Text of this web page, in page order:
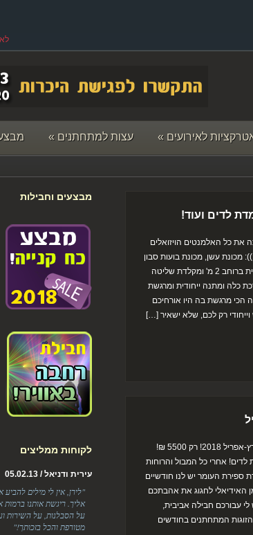
לאירועים » עצות למתחתנים »
לדים ועוד!
את כל האלמנטים הויזואלים
מכונת עשן, מכונת בועות סבון
לריקוד הסלואו, עמדת לדים צבעונית ברוחב 2 מ' ומקלדת שליטה
כלה ומתנה ייחודית ומרגשת
הכי מרגשת בה היו אורחיכם
רק לכם, שלא ישאיר […]
מבצע אביב מגניב למתחתנים במרץ-אפריל 2018! רק 5500 ₪!
אחרי כל המבול והרוחות
ספירת העומר יש לנו חודשיים
האידיאלי לחגוג את אהבתכם
לי עבורכם חבילה אביבית,
המתחתנים בחודשים
מבצעים וחבילות
לקוחות ממליצים
עירית ודניאל / 05.02.13
"לירן, אין לי מילים
אליך. ריגשת אותנו
על הסבלנות, על השירות
מטורפת והכל בזכותך!"